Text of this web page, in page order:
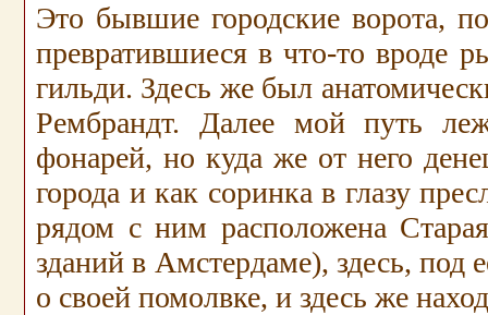
Это бывшие городские ворота,
превратившиеся в что-то вроде
гильди. Здесь же был
Рембрандт. Далее мой путь
фонарей, но куда же от него
города и как соринка в глазу
рядом с ним расположена
зданий в Амстердаме), здесь, под
о своей помолвке, и здесь же